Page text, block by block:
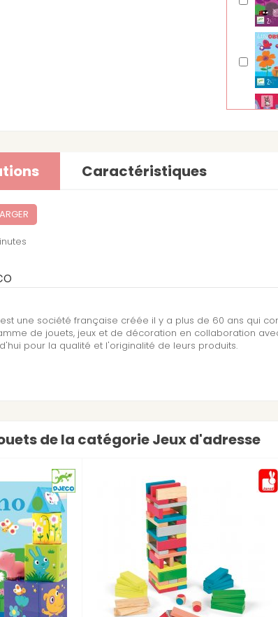
Caractéristiques
une société française créée il y a plus de 60 ans qui
de jouets, jeux et de décoration en collaboration
pour la qualité et l'originalité de leurs produits.
de la catégorie Jeux d'adresse